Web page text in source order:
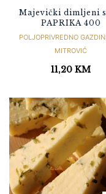
Majevički dimljeni
PAPRIKA 400
POLJOPRIVREDNO
MITROVIĆ
11,20KM